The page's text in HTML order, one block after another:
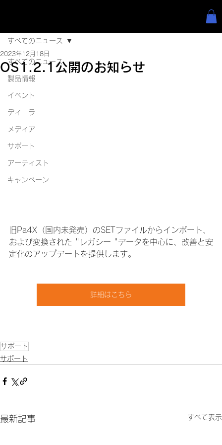
すべてのニュース
製品情報
イベント
ディーラー
メディア
サポート
アーティスト
キャンペーン
すべてのニュース
OS1.2.1公開のお知らせ
2023年12月18日
旧Pa4X（国内未発売）のSETファイルからインポート、
および変換された "レガシー "データを中心に、改善と安
定化のアップデートを提供します。
詳細はこちら
サポート
サポート
最新記事 すべて表示